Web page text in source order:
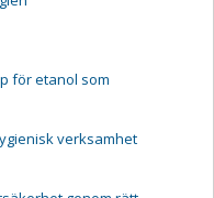
för etanol som
verksamhet